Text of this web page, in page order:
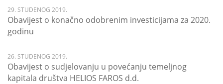
29. STUDENOG 2019.
Obavijest o konačno odobrenim investicijama za 2020.
godinu
26. STUDENOG 2019.
Obavijest o sudjelovanju u povećanju temeljnog
kapitala društva HELIOS FAROS d.d.